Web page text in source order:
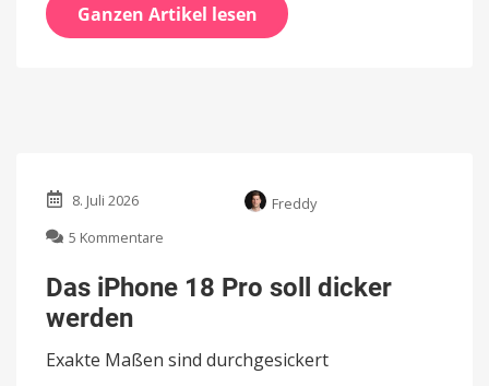
Ganzen Artikel lesen
8. Juli 2026
Freddy
5 Kommentare
iPhone
18
dicker
Das iPhone 18 Pro soll dicker
werden
Exakte Maßen sind durchgesickert